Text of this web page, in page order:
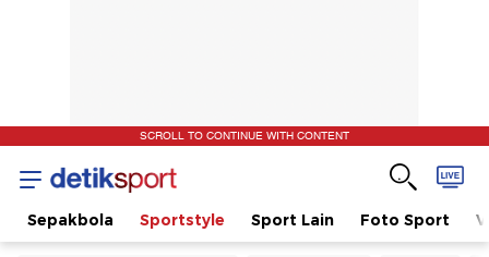
SCROLL TO CONTINUE WITH CONTENT
Sepakbola Sportstyle Sport Lain Foto Sport